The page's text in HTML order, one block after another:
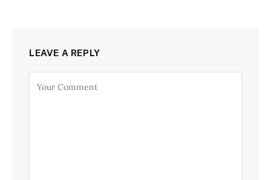
LEAVE A REPLY